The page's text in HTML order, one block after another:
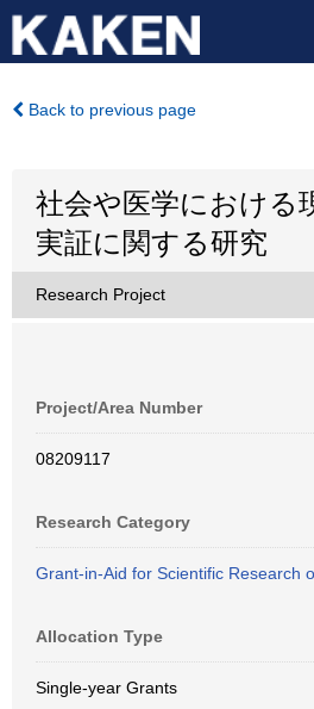
Back to previous page
社会や医学における
実証に関する研究
Research Project
Project/Area Number
08209117
Research Category
Grant-in-Aid for Scientific Research
Allocation Type
Single-year Grants